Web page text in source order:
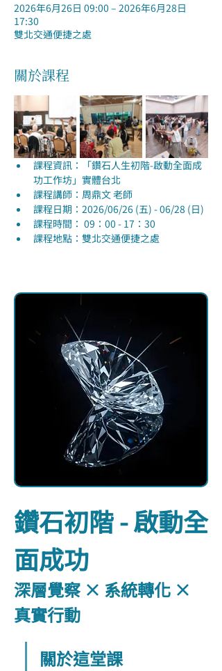
2026年6月26日 09:00 – 2026年6月28日
17:30
雙北交通便捷之處
關於課程
課程資訊：「鑽石人生初階-啟動全面成
功工作坊」實體台北
課程講師：周鼎文 老師
課程日期：2026/06/26 (五) - 06/28 (日)
課程時間： 09：00 - 17：30
課程地點：雙北交通便捷之處
鑽石初階 - 啟動全
面成功
深層覺察 × 系統轉化 ×
真實行動
關於這堂課